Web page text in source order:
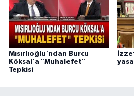
Mısırlıoğlu'ndan Burcu
Köksal'a "Muhalefet"
Tepkisi